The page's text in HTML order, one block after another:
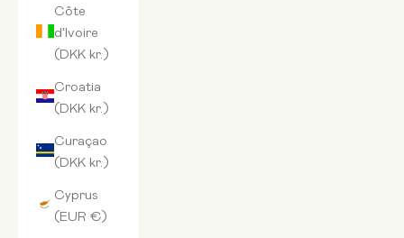
Côte
d’Ivoire
(DKK kr.)
Croatia
(DKK kr.)
Curaçao
(DKK kr.)
Cyprus
(EUR €)